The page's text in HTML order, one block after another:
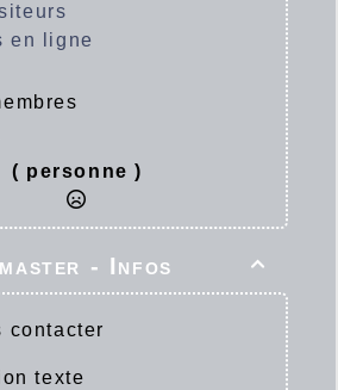
en ligne
( personne )

- Infos
contacter
texte